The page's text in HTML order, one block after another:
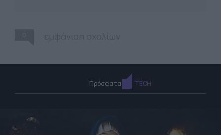
Πρόσφατα TECH